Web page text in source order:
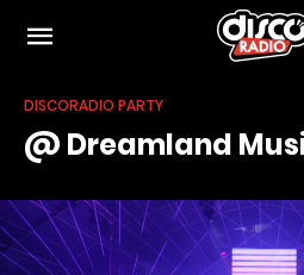
DISCORADIO PARTY
@ Dreamland